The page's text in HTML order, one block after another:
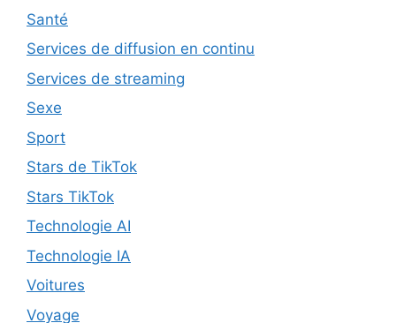
Santé
Services de diffusion en continu
Services de streaming
Sexe
Sport
Stars de TikTok
Stars TikTok
Technologie AI
Technologie IA
Voitures
Voyage